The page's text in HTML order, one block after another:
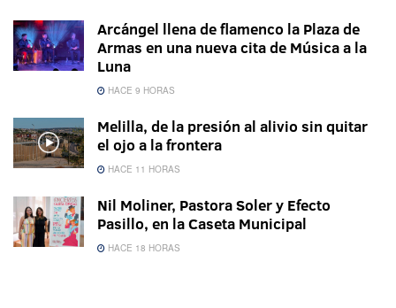
Arcángel llena de flamenco la Plaza de
Armas en una nueva cita de Música a la
Luna
HACE 9 HORAS
Melilla, de la presión al alivio sin quitar
el ojo a la frontera
HACE 11 HORAS
Nil Moliner, Pastora Soler y Efecto
Pasillo, en la Caseta Municipal
HACE 18 HORAS